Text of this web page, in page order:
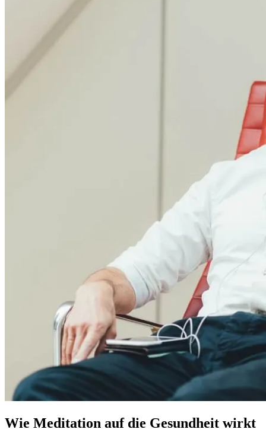
Wie Meditation auf die Gesundheit wirkt